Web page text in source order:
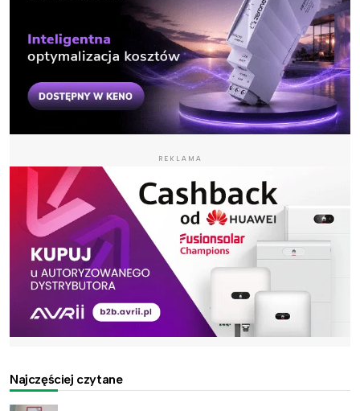
REKLAMA
Najczęściej czytane